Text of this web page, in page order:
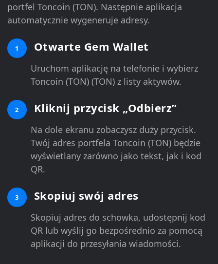
portfel Toncoin (TON). Następnie aplikacja
automatycznie wygeneruje adresy.
1 Otwarte Gem Wallet
Uruchom aplikację na telefonie i wybierz
Toncoin (TON) (TON) z listy aktywów.
2 Kliknij przycisk „Odbierz”
Na dole ekranu zobaczysz duży przycisk.
Twój adres portfela Toncoin (TON) będzie
wyświetlany zarówno jako tekst, jak i kod
QR.
3 Skopiuj swój adres
Skopiuj adres do schowka, udostępnij kod
QR lub wyślij go bezpośrednio za pomocą
aplikacji do przesyłania wiadomości.